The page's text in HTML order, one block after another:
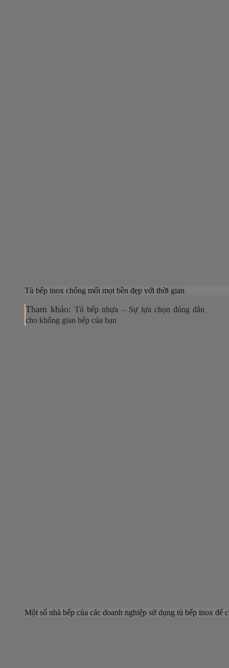
Tủ bếp inox chống mối mọt bền đẹp với thời gian
Tham khảo:Tủ bếp nhựa – Sự lựa chọn đúng đắn
cho không gian bếp của bạn
Một số nhà bếp của các doanh nghiệp sử dụng tủ bếp inox để